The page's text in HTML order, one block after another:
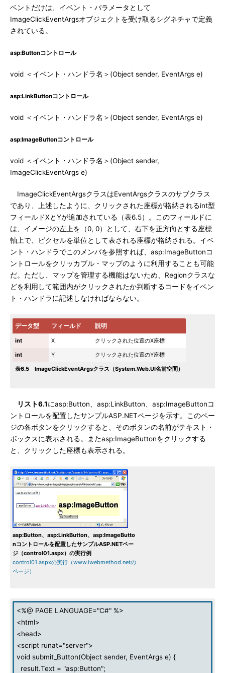
ベントだけは、イベント・パラメータとして
ImageClickEventArgsオブジェクトを受け取るシグネチャで定義
されている。
asp:Buttonコントロール
void ＜イベント・ハンドラ名＞(Object sender, EventArgs e)
asp:LinkButtonコントロール
void ＜イベント・ハンドラ名＞(Object sender, EventArgs e)
asp:ImageButtonコントロール
void ＜イベント・ハンドラ名＞(Object sender,
ImageClickEventArgs e)
ImageClickEventArgsクラスはEventArgsクラスのサブクラス
であり、上述したように、クリックされた座標が格納されるint型
フィールドXとYが追加されている（表6.5）。このフィールドに
は、イメージの左上を（0, 0）として、右下を正方向とする座標
軸上で、ピクセルを単位として表される座標が格納される。イベ
ント・ハンドラでこのメンバを参照すれば、asp:ImageButtonコ
ントロールをクリッカブル・マップのように利用することも可能
だ。ただし、マップを管理する機能はないため、Regionクラスな
どを利用して範囲内がクリックされたか判断するコードをイベン
ト・ハンドラに記述しなければならない。
データ型 フィールド 説明
int X
クリックされた位置のX座標
int
Y
クリックされた位置のY座標
表6.5 ImageClickEventArgsクラス（System.Web.UI名前空間）
リスト6.1にasp:Button、asp:LinkButton、asp:ImageButtonコ
ントロールを配置したサンプルASP.NETページを示す。このペー
ジの各ボタンをクリックすると、そのボタンの名前がテキスト・
ボックスに表示される。またasp:ImageButtonをクリックする
と、クリックした座標も表示される。
asp:Button、asp:LinkButton、asp:ImageButto
nコントロールを配置したサンプルASP.NETペー
ジ（control01.aspx）の実行例
control01.aspxの実行（www.iwebmethod.netの
ページ）
<%@ PAGE LANGUAGE="C#" %>
<html>
<head>
<script runat="server">
void submit_Button(Object sender, EventArgs e) {
result.Text = "asp:Button";